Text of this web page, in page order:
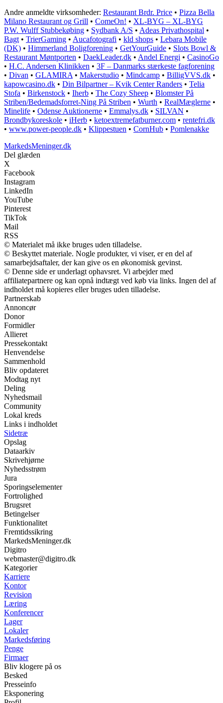
Andre anmeldte virksomheder: Restaurant Brdr. Price • Pizza Bella
Milano Restaurant og Grill • ComeOn! • XL-BYG – XL-BYG
P.W. Wulff Stubbekøbing • Sydbank A/S • Adeas Privathospital •
Bagt • TrierGaming • Aucafotografi • kld shops • Lebara Mobile
(DK) • Himmerland Boligforening • GetYourGuide • Slots Bowl &
Restaurant Møntporten • DaekLeader.dk • Andel Energi • CasinoGo
• H.C. Andersen Klinikken • 3F – Danmarks stærkeste fagforening
• Divan • GLAMIRA • Makerstudio • Mindcamp • BilligVVS.dk •
kapowcasino.dk • Din Bilpartner – Kvik Center Randers • Telia
Stofa • Birkenstock • Iherb • The Cozy Sheep • Blomster På
Striben/Bedemadsforret-Ning På Striben • Wurth • RealMæglerne •
Minelife • Odense Auktionerne • Emmalys.dk • SILVAN •
Brondbykoreskole • iHerb • ketoextremefatburner.com • rentefri.dk
• www.power-people.dk • Klippestuen • CornHub • Pomlenakke
MarkedsMeninger.dk
Del glæden
X
Facebook
Instagram
LinkedIn
YouTube
Pinterest
TikTok
Mail
RSS
© Materialet må ikke bruges uden tilladelse.
© Beskyttet materiale. Nogle produkter, vi viser, er en del af
samarbejdsaftaler, der kan give os en økonomisk gevinst.
© Denne side er underlagt ophavsret. Vi arbejder med
affiliatepartnere og kan opnå indtægt ved køb via links. Ingen del af
indholdet må kopieres eller bruges uden tilladelse.
Partnerskab
Annoncør
Donor
Formidler
Allieret
Pressekontakt
Henvendelse
Sammenhold
Bliv opdateret
Modtag nyt
Deling
Nyhedsmail
Community
Lokal kreds
Links i indholdet
Sidetræ
Opslag
Dataarkiv
Skrivehjørne
Nyhedsstrøm
Jura
Sporingselementer
Fortrolighed
Brugsret
Betingelser
Funktionalitet
Fremtidssikring
MarkedsMeninger.dk
Digitro
webmaster@digitro.dk
Kategorier
Karriere
Kontor
Revision
Læring
Konferencer
Lager
Lokaler
Markedsføring
Penge
Firmaer
Bliv klogere på os
Besked
Presseinfo
Eksponering